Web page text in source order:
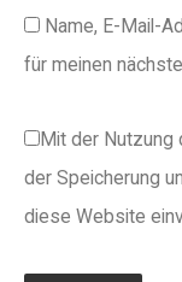
Name, E-Mail-
für meinen
Mit der Nutzung
der Speicherung
diese Website